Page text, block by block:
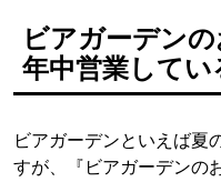
ビアガーデン
年中営業してい
ビアガーデンといえば夏
すが、『ビアガーデンの